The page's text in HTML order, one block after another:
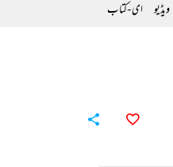
ویڈیو ای-کتاب